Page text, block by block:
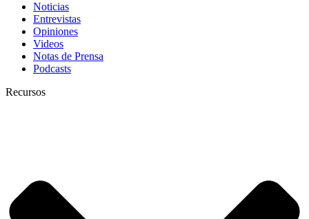
Noticias
Entrevistas
Opiniones
Videos
Notas de Prensa
Podcasts
Recursos